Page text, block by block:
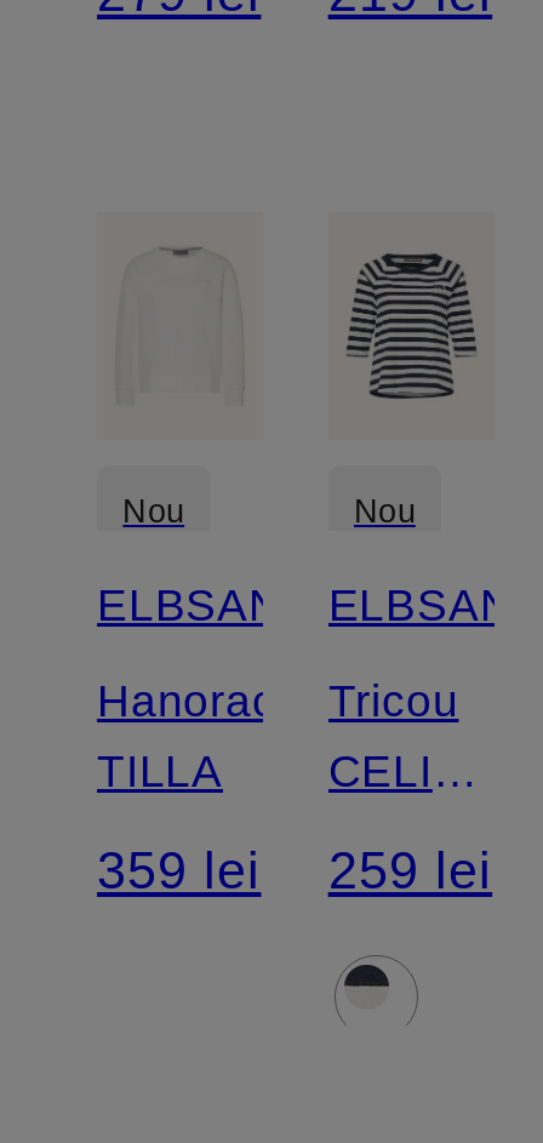
Nou
ELBSAND
Hanorac
TILLA
359 lei
Nou
Tricou
CELIN
cu
mâneci
3/4
259 lei